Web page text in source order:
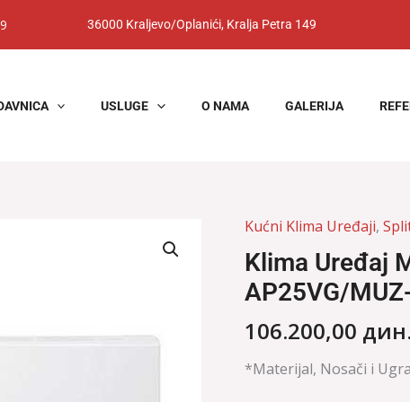
36000 Kraljevo/Oplanići, Kralja Petra 149
USLUGE O NAMA GALERIJA
Kućni Klima Uređaji,
Klima Uređaj
AP25VG/
106.200,00 дин.
*Materijal, Nosači i
Klima
Uređaj
Mitsubishi
MSZ-
AP25VG
količina